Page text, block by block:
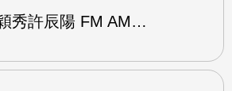
秀許辰陽 FM AM…